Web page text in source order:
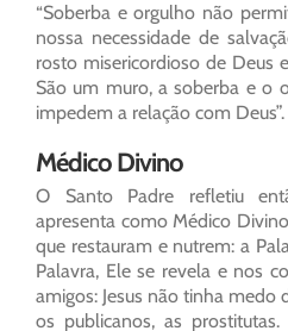
“Soberba e orgulho não
nossa necessidade de
rosto misericordioso de Deus
São um muro, a soberba e o
impedem a relação com Deus”.
Médico Divino
O Santo Padre refletiu
apresenta como Médico
que restauram e nutrem: a
Palavra, Ele se revela e nos
amigos: Jesus não tinha medo
os publicanos, as